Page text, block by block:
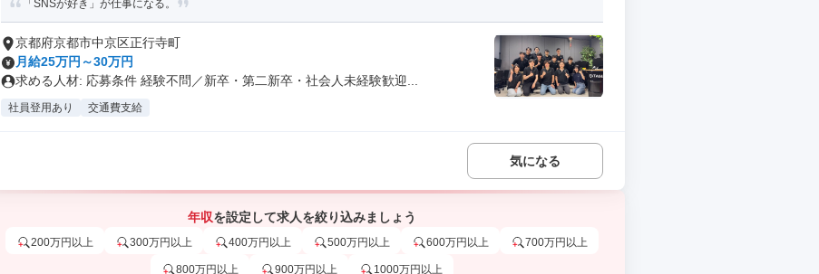
「SNSが好き」が仕事になる。
京都府京都市中京区正行寺町
月給25万円～30万円
求める人材: 応募条件 経験不問／新卒・第二新卒・社会人未経験歓迎...
社員登用あり 交通費支給
気になる
年収を設定して求人を絞り込みましょう
200万円以上 300万円以上 400万円以上 500万円以上 600万円以上 700万円以上
800万円以上 900万円以上 1000万円以上